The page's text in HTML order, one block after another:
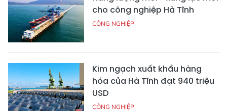
cho công nghiệp Hà Tĩnh
CÔNG NGHIỆP
Kim ngạch xuất khẩu hàng
hóa của Hà Tĩnh đạt 940 triệu
USD
CÔNG NGHIỆP